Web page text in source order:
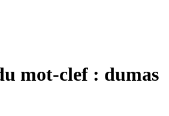
mot-clef : dumas